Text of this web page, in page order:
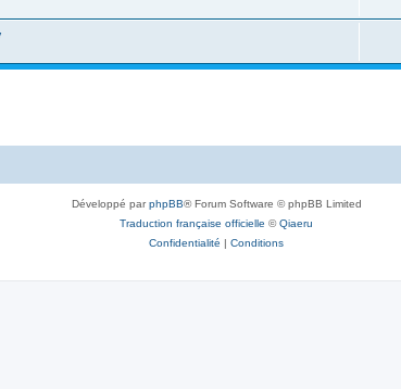
Développé parphpBB® Forum Software © phpBB Limited
Traduction française officielle ©Qiaeru
Confidentialité | Conditions